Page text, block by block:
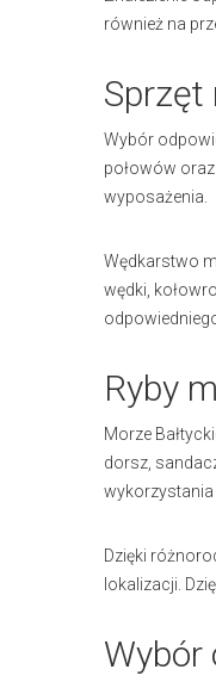
również na
Sprzęt
Wybór
połowów
wyposażenia.
Wędkarstwo
wędki,
Ryby
Morze
dorsz,
wykorzystania
Dzięki
lokalizacji.
Wybór